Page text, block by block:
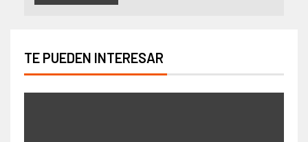
TE PUEDEN INTERESAR